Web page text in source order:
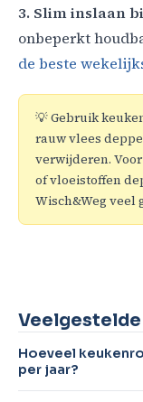
3. Slim inslaan
onbeperkt
de beste
💡 Gebruik
rauw vlees
verwijderen.
of vloeistoffen
Wisch&Weg veel
Veelgestelde
Hoeveel
per jaar?